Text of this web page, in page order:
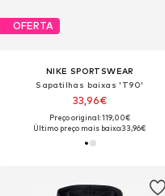
OFERTA
NIKE SPORTSWEAR
Sapatilhas baixas 'T90'
33,96€
Preço original: 119,00€
Último preço mais baixo:33,96€